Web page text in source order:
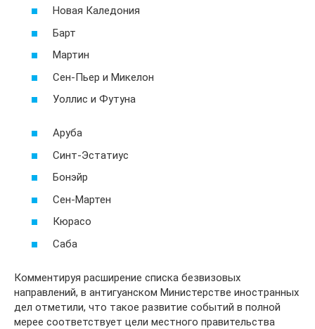
Новая Каледония
Барт
Мартин
Сен-Пьер и Микелон
Уоллис и Футуна
Аруба
Синт-Эстатиус
Бонэйр
Сен-Мартен
Кюрасо
Саба
Комментируя расширение списка безвизовых
направлений, в антигуанском Министерстве иностранных
дел отметили, что такое развитие событий в полной
мерее соответствует цели местного правительства